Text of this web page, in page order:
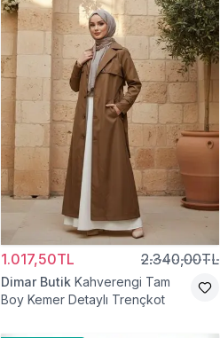
1.017,50TL 2.340,00TL
Dimar Butik Kahverengi Tam
Boy Kemer Detaylı Trençkot